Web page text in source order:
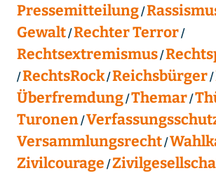
Pressemitteilung
Gewalt Rechter Terror
Rechtsextremismus
RechtsRock Reichsbürger
Überfremdung Themar
Turonen
Versammlungsrecht
Zivilcourage